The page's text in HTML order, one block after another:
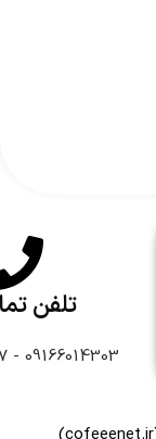
تلفن
09166014303 - 09166108747